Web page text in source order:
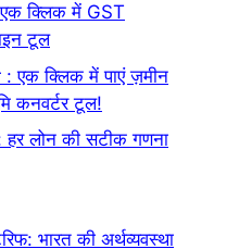
क्लिक में GST
टूल
क्लिक में पाएं ज़मीन
कनवर्टर टूल!
लोन की सटीक गणना
भारत की अर्थव्यवस्था